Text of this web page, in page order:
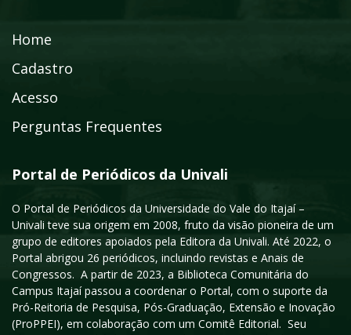
Home
Cadastro
Acesso
Perguntas Frequentes
Portal de Periódicos da Univali
O Portal de Periódicos da Universidade do Vale do Itajaí –
Univali teve sua origem em 2008, fruto da visão pioneira de um
grupo de editores apoiados pela Editora da Univali. Até 2022, o
Portal abrigou 26 periódicos, incluindo revistas e Anais de
Congressos. A partir de 2023, a Biblioteca Comunitária do
Campus Itajaí passou a coordenar o Portal, com o suporte da
Pró-Reitoria de Pesquisa, Pós-Graduação, Extensão e Inovação
(ProPPEI), em colaboração com um Comitê Editorial. Seu